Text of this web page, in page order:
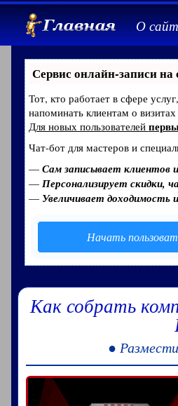
О
Сервис онлайн-записи на
Тот, кто работает в сфере
напоминать клиентам о
Для новых пользователей
Чат-бот для мастеров и
— Сам записывает клиентов
— Персонализирует скидки,
— Увеличивает доходимость
Начать
Как собрать
●